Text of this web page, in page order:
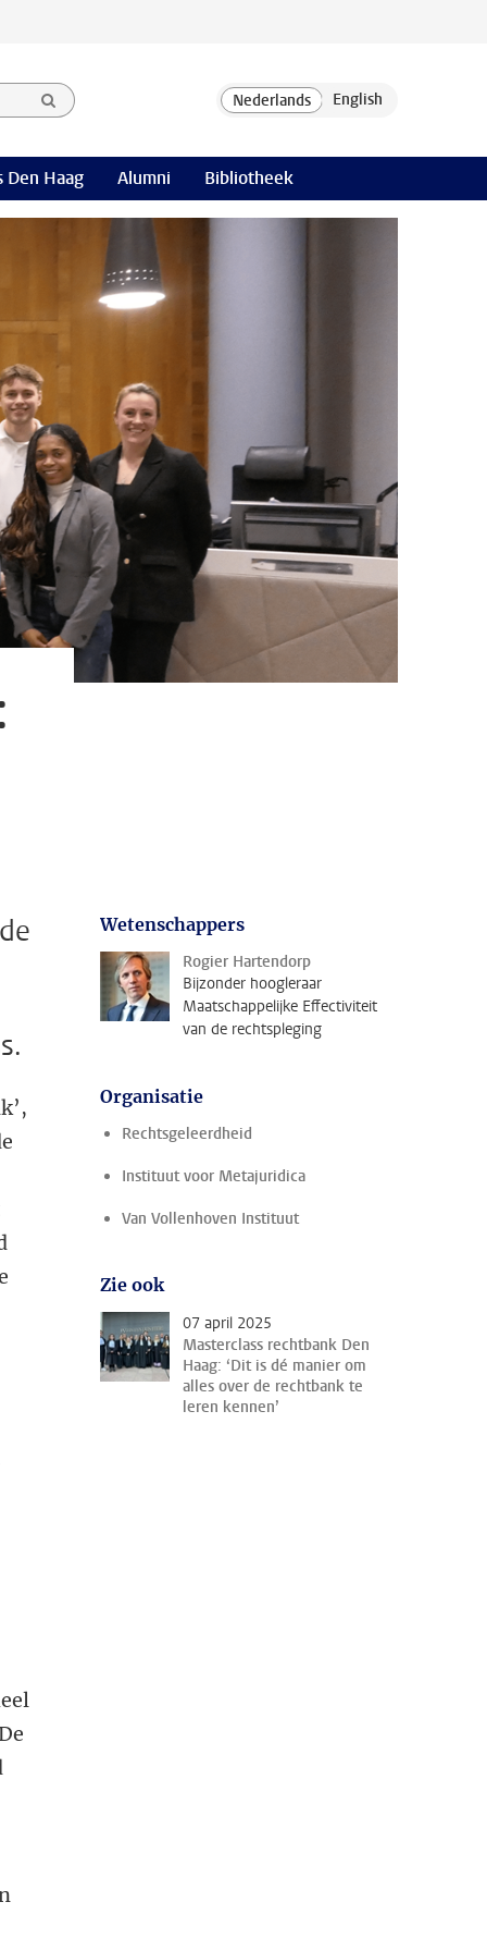
Den Haag Alumni Bibliotheek
Wetenschappers
Rogier Hartendorp
Bijzonder hoogleraar
Maatschappelijke Effectiviteit
van de rechtspleging
Organisatie
Rechtsgeleerdheid
Instituut voor Metajuridica
Van Vollenhoven Instituut
Zie ook
07 april 2025
Masterclass rechtbank Den
Haag: ‘Dit is dé manier om
alles over de rechtbank te
leren kennen’